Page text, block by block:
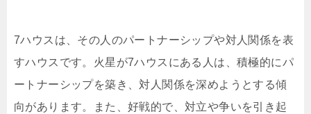
7ハウスは、その人のパートナーシップや対人関係を表
すハウスです。火星が7ハウスにある人は、積極的にパ
ートナーシップを築き、対人関係を深めようとする傾
向があります。また、好戦的で、対立や争いを引き起